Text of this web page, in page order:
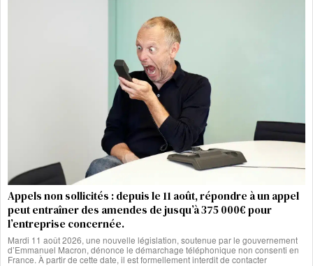
Appels non sollicités : depuis le 11 août, répondre à un appel
peut entraîner des amendes de jusqu’à 375 000€ pour
l’entreprise concernée.
Mardi 11 août 2026, une nouvelle législation, soutenue par le gouvernement
d’Emmanuel Macron, dénonce le démarchage téléphonique non consenti en
France. À partir de cette date, il est formellement interdit de contacter